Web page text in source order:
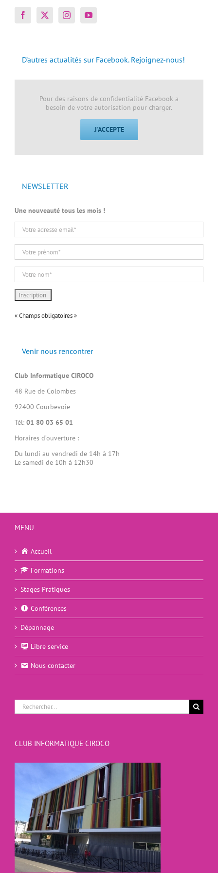
D’autres actualités sur Facebook. Rejoignez-nous!
Pour des raisons de confidentialité Facebook a
besoin de votre autorisation pour charger.
J'ACCEPTE
NEWSLETTER
Une nouveauté tous les mois !
« Champs obligatoires »
Venir nous rencontrer
Club Informatique CIROCO
48 Rue de Colombes
92400 Courbevoie
Tél: 01 80 03 65 01
Horaires d’ouverture :
Du lundi au vendredi de 14h à 17h
Le samedi de 10h à 12h30
MENU
Accueil
Formations
Stages Pratiques
Conférences
Dépannage
Libre service
Nous contacter
Rechercher:
CLUB INFORMATIQUE CIROCO